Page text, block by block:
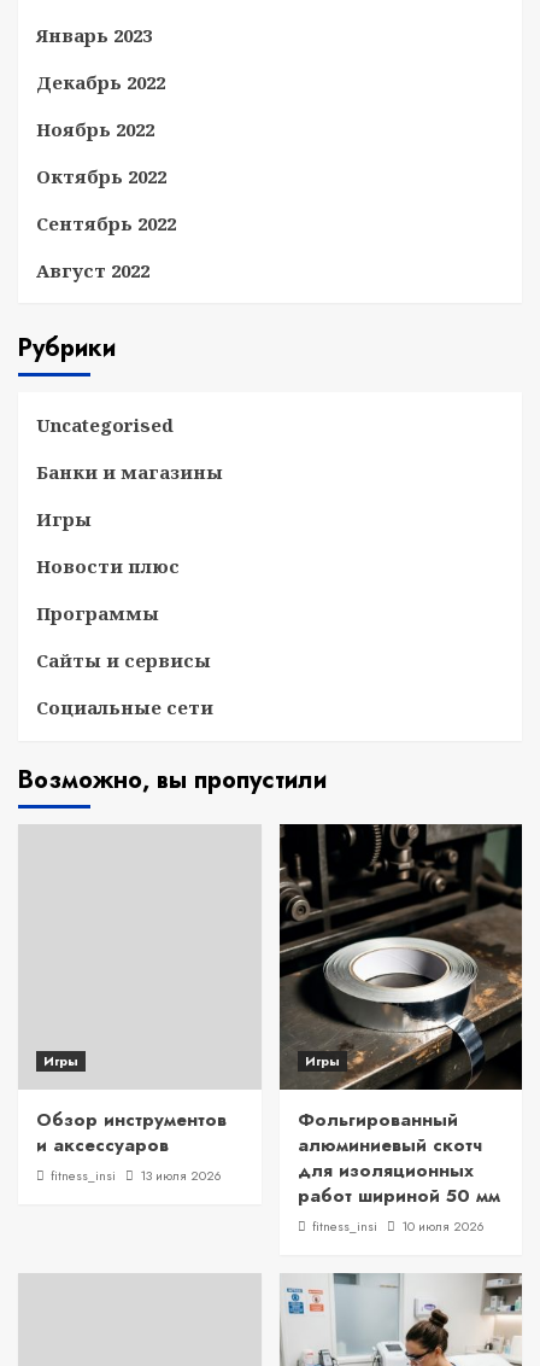
Январь 2023
Декабрь 2022
Ноябрь 2022
Октябрь 2022
Сентябрь 2022
Август 2022
Рубрики
Uncategorised
Банки и магазины
Игры
Новости плюс
Программы
Сайты и сервисы
Социальные сети
Возможно, вы пропустили
Игры
Обзор инструментов
и аксессуаров
fitness_insi 13 июля 2026
Игры
Фольгированный
алюминиевый скотч
для изоляционных
работ шириной 50 мм
fitness_insi 10 июля 2026